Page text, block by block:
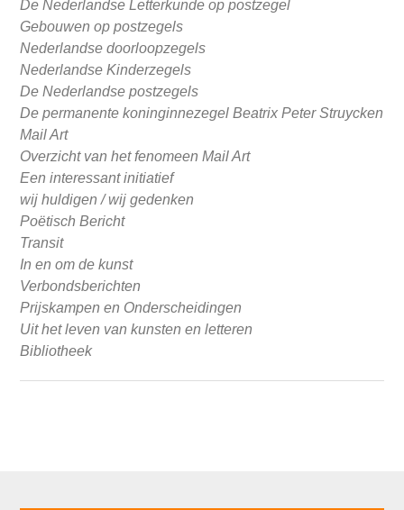
De Nederlandse Letterkunde op postzegel
Gebouwen op postzegels
Nederlandse doorloopzegels
Nederlandse Kinderzegels
De Nederlandse postzegels
De permanente koninginnezegel Beatrix Peter Struycken
Mail Art
Overzicht van het fenomeen Mail Art
Een interessant initiatief
wij huldigen / wij gedenken
Poëtisch Bericht
Transit
In en om de kunst
Verbondsberichten
Prijskampen en Onderscheidingen
Uit het leven van kunsten en letteren
Bibliotheek